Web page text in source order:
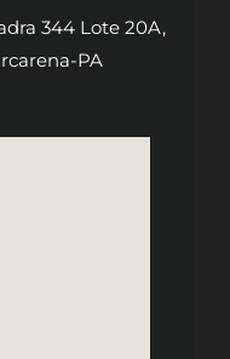
344 Lote 20A,
PA